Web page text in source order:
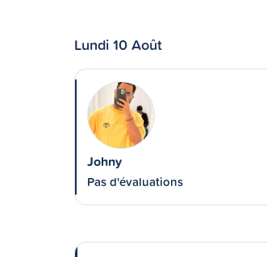
Lundi 10 Août
Johny
Pas d'évaluations